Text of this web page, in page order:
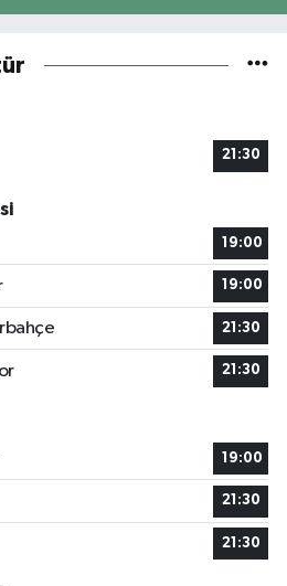
21:30
19:00
19:00
21:30
21:30
19:00
21:30
21:30